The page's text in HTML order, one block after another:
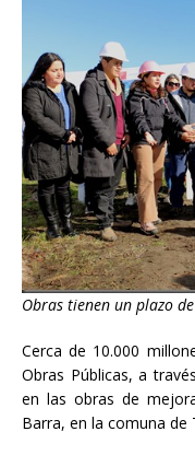
Obras tienen un plazo
Cerca de 10.000
Obras Públicas, a
en las obras de
Barra, en la comuna de